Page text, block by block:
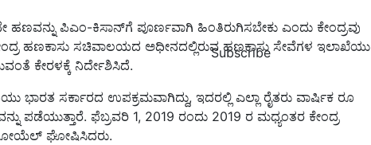
Subscribe
ಪಿಎಂ-ಕಿಸಾನ್‌ಗೆ ಪೂರ್ಣವಾಗಿ ಹಿಂತಿರುಗಿಸಬೇಕು ಎಂದು ಕೇಂದ್ರವು
ಹಣಕಾಸು ಸಚಿವಾಲಯದ ಅಧೀನದಲ್ಲಿರುವ ಹಣಕಾಸು ಸೇವೆಗಳ ಇಲಾಖೆಯು
ಕೇರಳಕ್ಕೆ ನಿರ್ದೇಶಿಸಿದೆ.
ಸರ್ಕಾರದ ಉಪಕ್ರಮವಾಗಿದ್ದು, ಇದರಲ್ಲಿ ಎಲ್ಲಾ ರೈತರು ವಾರ್ಷಿಕ ರೂ
ಪಡೆಯುತ್ತಾರೆ. ಫೆಬ್ರವರಿ 1, 2019 ರಂದು 2019 ರ ಮಧ್ಯಂತರ ಕೇಂದ್ರ
ಘೋಷಿಸಿದರು.